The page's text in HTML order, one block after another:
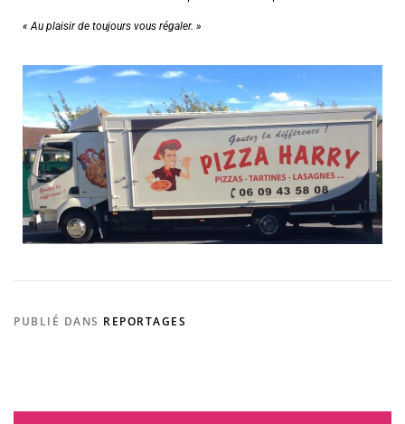
« Au plaisir de toujours vous régaler. »
PUBLIÉ DANS REPORTAGES